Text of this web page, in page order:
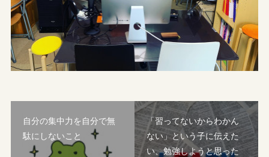
自分の集中力を自分で無
駄にしないこと
「習ってないからわかん
ない」という子に伝えた
い、勉強しようと思った